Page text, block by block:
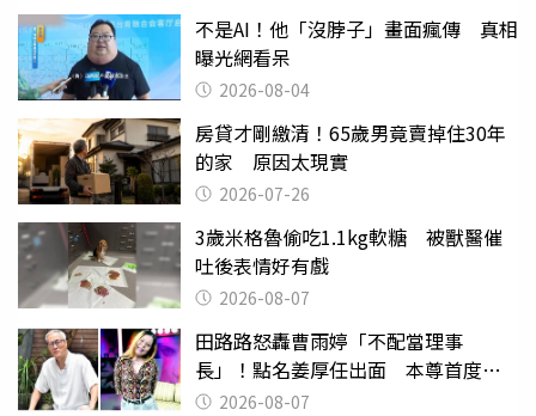
不是AI！他「沒脖子」畫面瘋傳 真相
曝光網看呆
2026-08-04
房貸才剛繳清！65歲男竟賣掉住30年
的家 原因太現實
2026-07-26
3歲米格魯偷吃1.1kg軟糖 被獸醫催
吐後表情好有戲
2026-08-07
田路路怒轟曹雨婷「不配當理事
長」！點名姜厚任出面 本尊首度回
應了2026-08-07